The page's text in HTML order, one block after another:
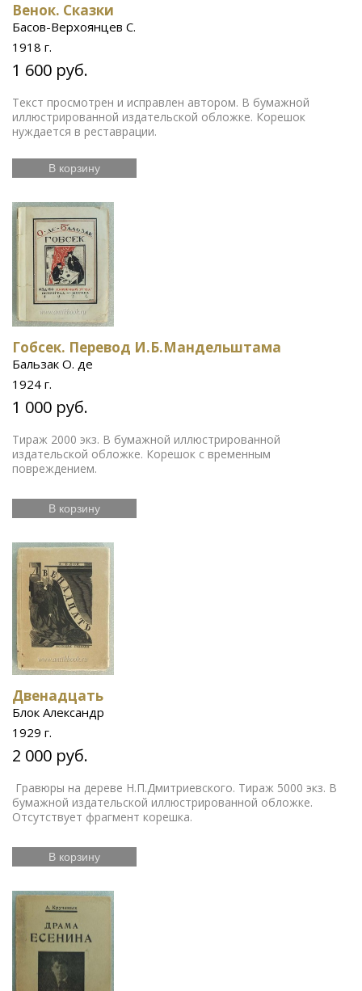
Венок. Сказки
Басов-Верхоянцев С.
1918 г.
1 600 руб.
Текст просмотрен и исправлен автором. В бумажной
иллюстрированной издательской обложке. Корешок
нуждается в реставрации.
В корзину
Гобсек. Перевод И.Б.Мандельштама
Бальзак О. де
1924 г.
1 000 руб.
Тираж 2000 экз. В бумажной иллюстрированной
издательской обложке. Корешок с временным
повреждением.
В корзину
Двенадцать
Блок Александр
1929 г.
2 000 руб.
Гравюры на дереве Н.П.Дмитриевского. Тираж 5000 экз. В
бумажной издательской иллюстрированной обложке.
Отсутствует фрагмент корешка.
В корзину